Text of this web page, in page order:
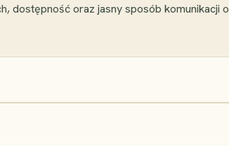
dostępność oraz jasny sposób komunikacji o